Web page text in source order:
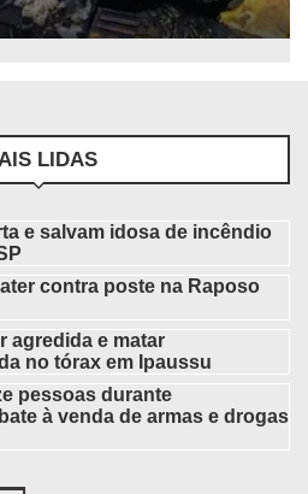
LIDAS
e salvam idosa de incêndio
contra poste na Raposo
agredida e matar
no tórax em Ipaussu
pessoas durante
à venda de armas e drogas